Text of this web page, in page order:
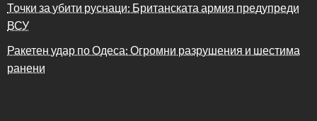
Точки за убити руснаци: Британската армия предупреди
ВСУ
Ракетен удар по Одеса: Огромни разрушения и шестима
ранени